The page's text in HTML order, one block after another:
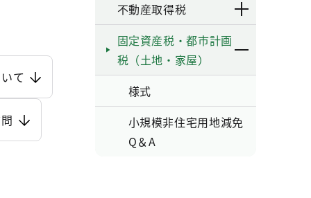
て
不動産取得税
固定資産税・都市計画
税（土地・家屋）
様式
小規模非住宅用地減免
Q＆A